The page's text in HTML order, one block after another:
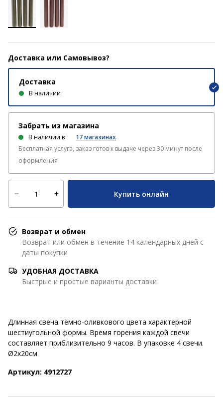
Доставка или Самовывоз?
Доставка
В наличии
Забрать из магазина
В наличии в 17магазинах
Бесплатная услуга, заказ готов к выдаче через 30 минут после
оформления
Купить онлайн
Возврат и обмен
Возврат или обмен в течение 14 календарных дней с
даты покупки
УДОБНАЯ ДОСТАВКА
Быстрые и простые варианты доставки
Длинная свеча тёмно-оливкового цвета характерной
шестиугольной формы. Время горения каждой свечи
составляет приблизительно 9 часов. В упаковке 4 свечи.
Ø2x20см
Артикул: 4912727